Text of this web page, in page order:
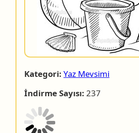
Kategori: Yaz Mevsimi
İndirme Sayısı: 237
Dosyanın indirilmesine 4 saniye.